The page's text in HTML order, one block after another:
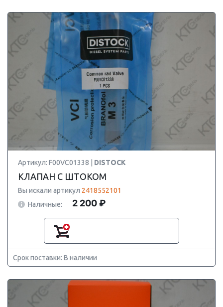
Артикул: F00VC01338 | DISTOCK
КЛАПАН С ШТОКОМ
Вы искали артикул 2418552101
Наличные:
2 200 ₽
Срок поставки: В наличии